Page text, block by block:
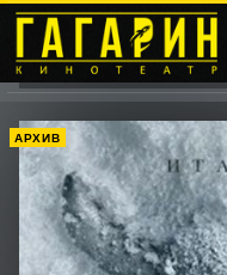
АРХИВ